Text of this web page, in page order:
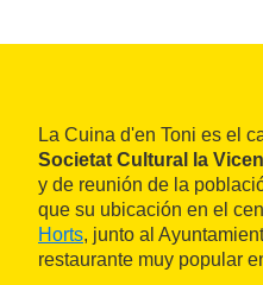
La Cuina d'en Toni es el
Societat Cultural la
y de reunión de la
que su ubicación en el
Horts, junto al
restaurante muy popular